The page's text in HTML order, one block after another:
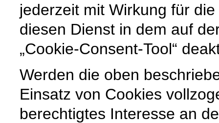
jederzeit mit Wirkung für
diesen Dienst in dem auf
„Cookie-Consent-Tool“
Werden die oben
Einsatz von Cookies
berechtigtes Interesse an